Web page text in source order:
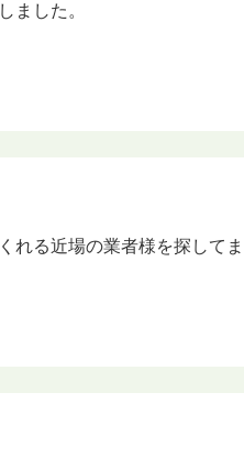
ました。
れる近場の業者様を探して